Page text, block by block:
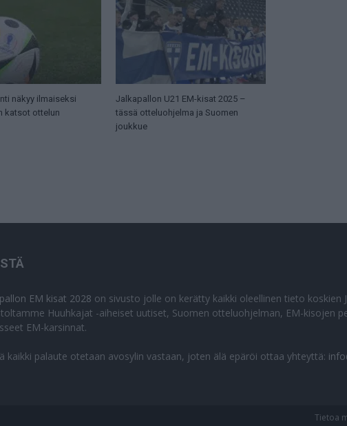
näkyy ilmaiseksi
katsot ottelun
Jalkapallon U21 EM-kisat 2025 –
tässä otteluohjelma ja Suomen
joukkue
EM kisat 2028 on sivusto jolle on kerätty kaikki oleellinen tieto koskien
Huuhkajat -aiheiset uutiset, Suomen otteluohjelman, EM-kisojen
EM-karsinnat.
kaikki palaute otetaan avosylin vastaan, joten älä epäröi ottaa yhteyttä:
Tietoa